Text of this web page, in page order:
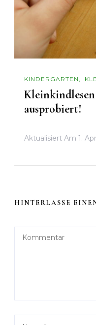
KINDERGARTEN
ausprobiert!
Aktualisiert Am 1.
HINTERLASSE